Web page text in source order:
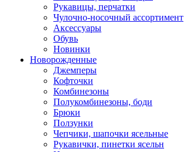
Рукавицы, перчатки
Чулочно-носочный ассортимент
Аксессуары
Обувь
Новинки
Новорожденные
Джемперы
Кофточки
Комбинезоны
Полукомбинезоны, боди
Брюки
Ползунки
Чепчики, шапочки ясельные
Рукавички, пинетки ясельн